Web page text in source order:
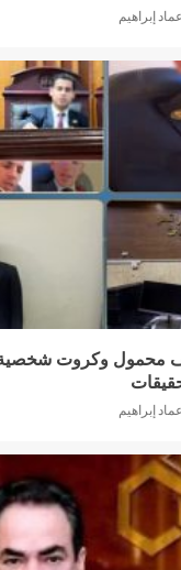
عماد إبراهيم
صوت و3هاتف محمول وكروت
عماد إبراهيم